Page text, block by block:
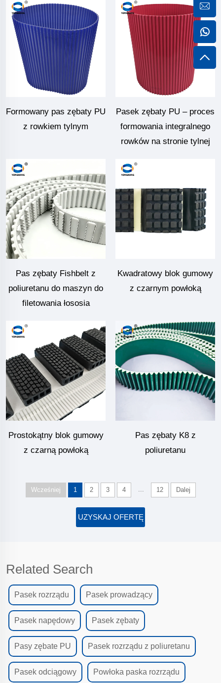
Formowany pas zębaty PU
z rowkiem tylnym
Pasek zębaty PU – proces
formowania integralnego
rowków na stronie tylnej
Pas zębaty Fishbelt z
poliuretanu do maszyn do
filetowania łososia
Kwadratowy blok gumowy
z czarnym powłoką
Prostokątny blok gumowy
z czarną powłoką
Pas zębaty K8 z
poliuretanu
Wcześniej 1 2 3 4 ... 12 Dalej
UZYSKAJ OFERTĘ
Related Search
Pasek rozrządu Pasek prowadzący
Pasek napędowy Pasek zębaty
Pasy zębate PU Pasek rozrządu z poliuretanu
Pasek odciągowy Powłoka paska rozrządu